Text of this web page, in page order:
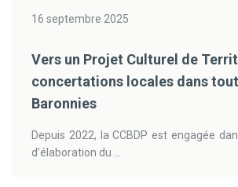
16 septembre 2025
Vers un Projet Culturel de
concertations locales dans
Baronnies
Depuis 2022, la CCBDP est engagée
d’élaboration du ...